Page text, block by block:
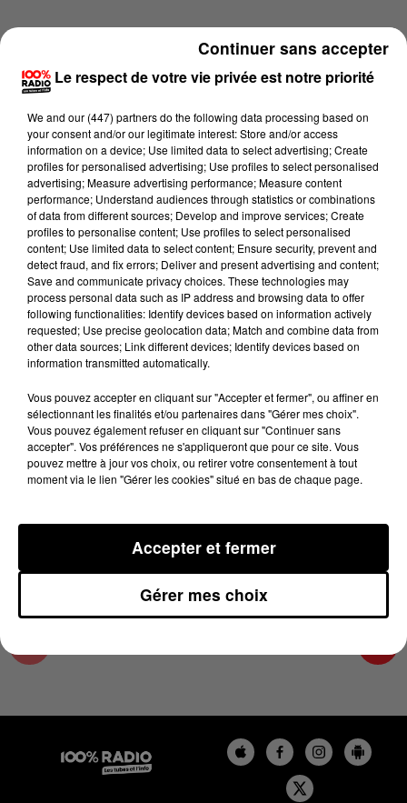
Lecture (4 min 32 sec)
100%
100% Radio les infos du Lot
18 février 2025 - 4 min 32 sec
LES INFOS DU LOT DU 18/02/2025 À 17H00
18/02/2025
Le respect de votre vie privée est notre priorité
We and our (447) partnersdo the following data processing based on
your consent and/or our legitimate interest: Store and/or access
information on a device; Use limited data to select advertising; Create
profiles for personalised advertising; Use profiles to select personalised
advertising; Measure advertising performance; Measure content
performance; Understand audiences through statistics or combinations
of data from different sources; Develop and improve services; Create
profiles to personalise content; Use profiles to select personalised
content; Use limited data to select content; Ensure security, prevent and
detect fraud, and fix errors; Deliver and present advertising and content;
Save and communicate privacy choices. These technologies may
process personal data such as IP address and browsing data to offer
following functionalities: Identify devices based on information actively
requested; Use precise geolocation data; Match and combine data from
other data sources; Link different devices; Identify devices based on
information transmitted automatically.
Vous pouvez accepter en cliquant sur "Accepter et fermer", ou affiner en
sélectionnant les finalités et/ou partenaires dans "Gérer mes choix".
Vous pouvez également refuser en cliquant sur "Continuer sans
accepter". Vos préférences ne s'appliqueront que pour ce site. Vous
pouvez mettre à jour vos choix, ou retirer votre consentement à tout
moment via le lien "Gérer les cookies" situé en bas de chaque page.
Gérer mes choix
Accepter et fermer
Continuer sans accepter